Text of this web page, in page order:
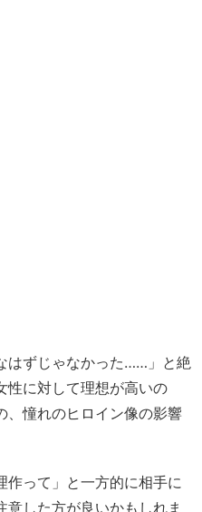
はずじゃなかった……」と絶
性に対して理想が高いの
、憧れのヒロイン像の影響
作って」と一方的に相手に
した方が良いかもしれま